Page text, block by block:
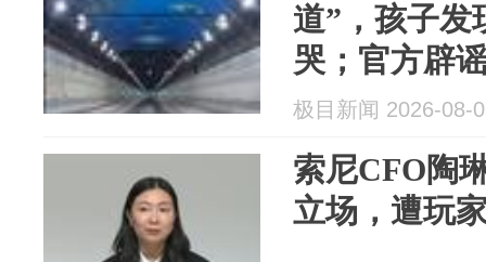
道”，孩子发
哭；官方辟
图，隧道内
极目新闻 2026-08-
索尼CFO陶
立场，遭玩